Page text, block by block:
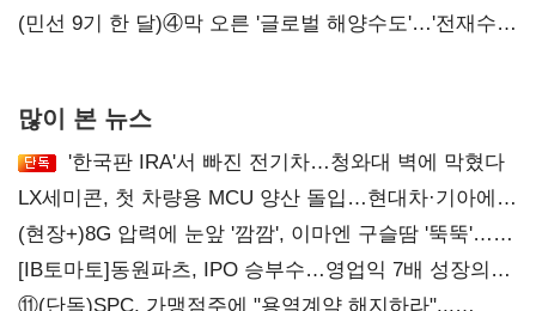
화려한 에어쇼 뒤 땀방울
(민선 9기 한 달)④막 오른 '글로벌 해양수도'…'전재수
많이 본 뉴스
'한국판 IRA'서 빠진 전기차…청와대 벽에 막혔다
LX세미콘, 첫 차량용 MCU 양산 돌입…현대차·기아에
공급
(현장+)8G 압력에 눈앞 '깜깜', 이마엔 구슬땀 '뚝뚝'…
화려한 에어쇼 뒤 땀방울
[IB토마토]동원파츠, IPO 승부수…영업익 7배 성장의
이면은 고객 편중
⑪(단독)SPC, 가맹점주에 "용역계약 해지하라"...